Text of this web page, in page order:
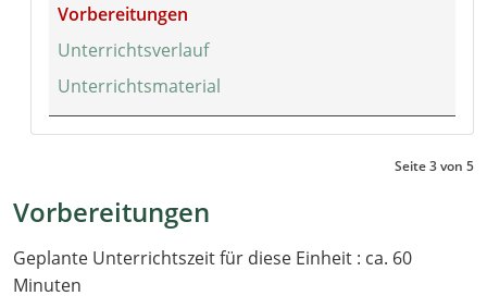
Vorbereitungen
Unterrichtsverlauf
Unterrichtsmaterial
Seite 3 von 5
Vorbereitungen
Geplante Unterrichtszeit für diese Einheit : ca. 60
Minuten